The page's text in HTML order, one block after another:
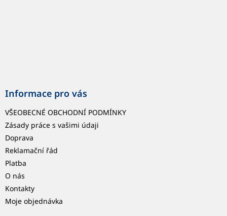
Informace pro vás
VŠEOBECNÉ OBCHODNÍ PODMÍNKY
Zásady práce s vašimi údaji
Doprava
Reklamační řád
Platba
O nás
Kontakty
Moje objednávka